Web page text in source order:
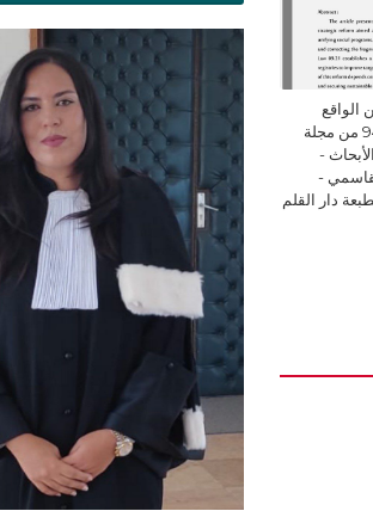
الواقع
والمأمول - بابا خيا - العدد 94 من مجلة
-
-
دار القلم